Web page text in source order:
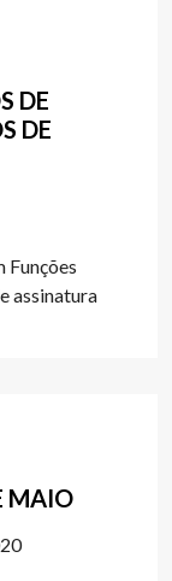
DE
DE
Funções
assinatura
MAIO